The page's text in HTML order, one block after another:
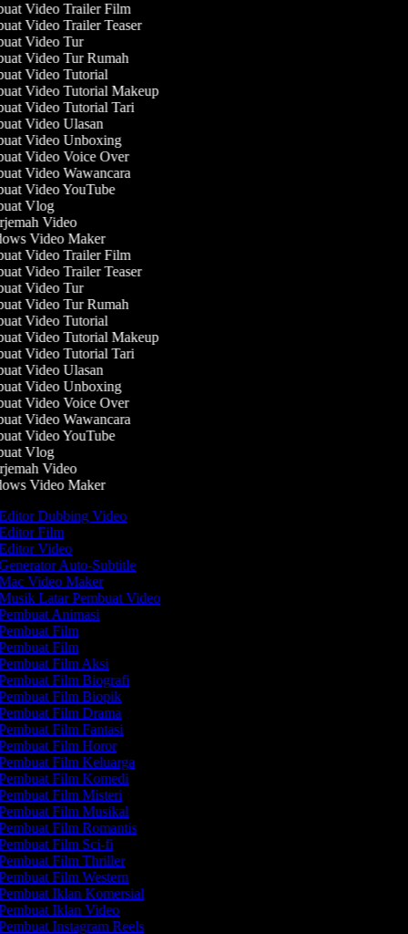
Video Trailer Film
Video Trailer Teaser
Video Tur
Video Tur Rumah
Video Tutorial
Video Tutorial Makeup
Video Tutorial Tari
Video Ulasan
Video Unboxing
Video Voice Over
Video Wawancara
Video YouTube
Vlog
Video
Video Maker
Video Trailer Film
Video Trailer Teaser
Video Tur
Video Tur Rumah
Video Tutorial
Video Tutorial Makeup
Video Tutorial Tari
Video Ulasan
Video Unboxing
Video Voice Over
Video Wawancara
Video YouTube
Vlog
Video
Video Maker
Dubbing Video
Film
Video
Auto-Subtitle
Video Maker
Latar Pembuat Video
Animasi
Film
Film
Film Aksi
Film Biografi
Film Biopik
Film Drama
Film Fantasi
Film Horor
Film Keluarga
Film Komedi
Film Misteri
Film Musikal
Film Romantis
Film Sci-fi
Film Thriller
Film Western
Iklan Komersial
Iklan Video
Instagram Reels